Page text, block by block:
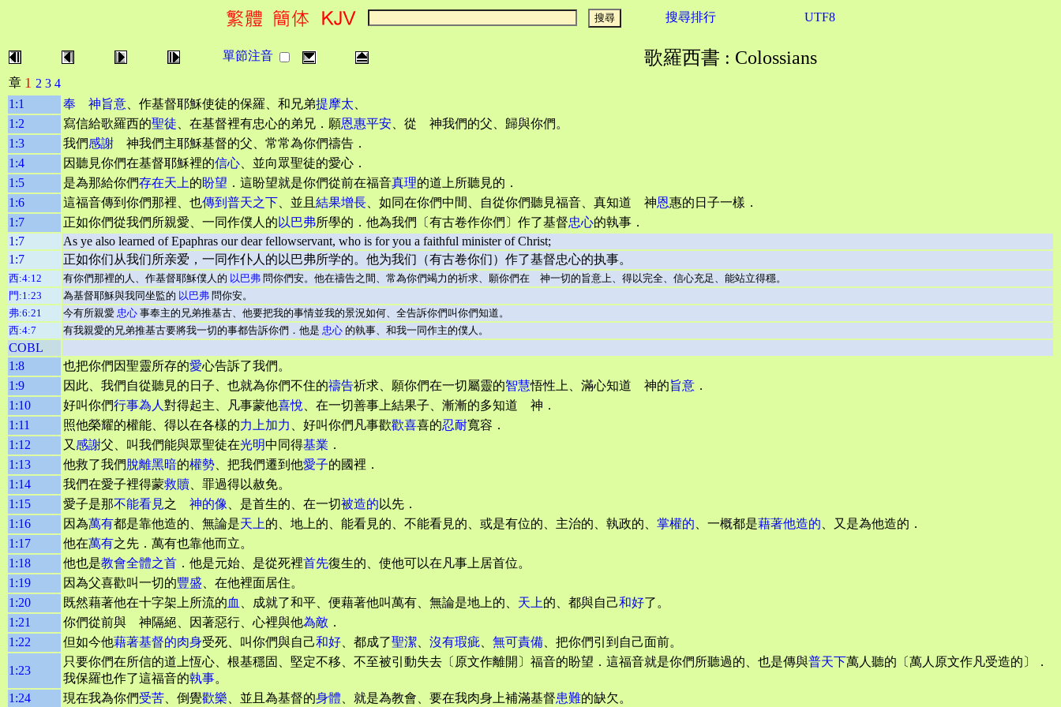
搜尋排行 UTF8
單節注音 歌羅西書 : Colossians
章 1 2 3 4
1:1
奉 神旨意 、作基督耶穌使徒的保羅、和兄弟提摩太
1:2
寫信給歌羅西的聖徒 、在基督裡有忠心的弟兄．願恩惠平安 、從 神我們的父、歸與你們。
1:3
我們感謝 神我們主耶穌基督的父、常常為你們禱告．
1:4
因聽見你們在基督耶穌裡的信心 、並向眾聖徒的愛心．
1:5
是為那給你們存在天上的盼望 ．這盼望就是你們從前在福音真理的道上所聽見的．
1:6
這福音傳到你們那裡、也傳到普天之下 、並且 結果增長 、如同在你們中間、自從你們聽見福音、真知道 神恩惠的日子一樣．
1:7
正如你們從我們所親愛、一同作僕人的 以巴弗所學的．他為我們〔有古卷作你們〕作了基督忠心的執事．
1:7
As ye also learned of Epaphras our dear fellowservant, who is for you a faithful minister of Christ;
1:7
正如你们从我们所亲爱，一同作仆人的以巴弗所学的。他为我们（有古卷你们）作了基督忠心的执事。
西:4:12 有你們那裡的人、作基督耶穌僕人的 以巴弗 問你們安。他在禱告之間、常為你們竭力的祈求、願你們在 神一切的旨意上、得以完全、信心充足、能站立得穩。
門:1:23
為基督耶穌與我同坐監的 以巴弗 問你安。
弗:6:21
今有所親愛 忠心 事奉主的兄弟推基古、他要把我的事情並我的景況如何、全告訴你們叫你們知道。
西:4:7
有我親愛的兄弟推基古要將我一切的事都告訴你們．他是 忠心 的執事、和我一同作主的僕人。
COBL
1:8
也把你們因聖靈所存的愛心告訴了我們。
1:9
因此、我們自從聽見的日子、也就為你們不住的禱告祈求、願你們在一切屬靈的智慧悟性上、滿心知道 神的旨意 ．
1:10
好叫你們行事為人 對得起主、凡事蒙他喜悅 、在一切善事上結果子、漸漸的多知道 神．
1:11
照他榮耀的權能、得以在各樣的力上加力 、好叫你們凡事歡歡喜喜的忍耐寬容．
1:12
又 感謝父、叫我們能與眾聖徒在光明中同得基業 ．
1:13
他救了我們脫離黑暗的權勢 、把我們遷到他愛子的國裡．
1:14
我們在愛子裡得蒙救贖 、罪過得以赦免。
1:15
愛子是那不能看見之 神的像 、是首生的、在一切被造的 以先．
1:16
因為萬有都是靠他造的、無論是天上的、地上的、能看見的、不能看見的、或是有位的、主治的、執政的、 掌權的 、一概都是藉著他造的 、又是為他造的．
1:17
他在萬有之先．萬有也靠他而立。
1:18
他也是教會全體之首 ．他是元始、是從死裡首先復生的、使他可以在凡事上居首位。
1:19
因為父喜歡叫一切的豐盛 、在他裡面居住。
1:20
既然藉著他在十字架上所流的血 、成就了和平、便藉著他叫萬有、無論是地上的、 天上的、都與自己和好了。
1:21
你們從前與 神隔絕、因著惡行、心裡與他為敵 ．
1:22
但如今他藉著基督的肉身受死、叫你們與自己和好 、都成了聖潔 沒有瑕疵 無可責備 、把你們引到自己面前。
1:23
只要你們在所信的道上恆心、根基穩固、堅定不移、不至被引動失去〔原文作離開〕福音的盼望．這福音就是你們所聽過的、也是傳與普天下萬人聽的〔萬人原文作凡受造的〕．
我保羅也作了這福音的執事。
1:24
現在我為你們受苦 、倒覺歡樂 、並且為基督的身體 、就是為教會、要在我肉身上補滿基督患難的缺欠。